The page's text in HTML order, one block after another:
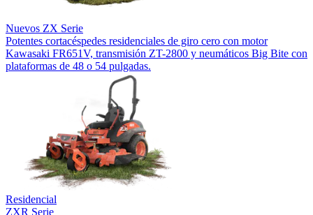
Nuevos ZX Serie
Potentes cortacéspedes residenciales de giro cero con motor
Kawasaki FR651V, transmisión ZT-2800 y neumáticos Big Bite con
plataformas de 48 o 54 pulgadas.
Residencial
ZXR Serie